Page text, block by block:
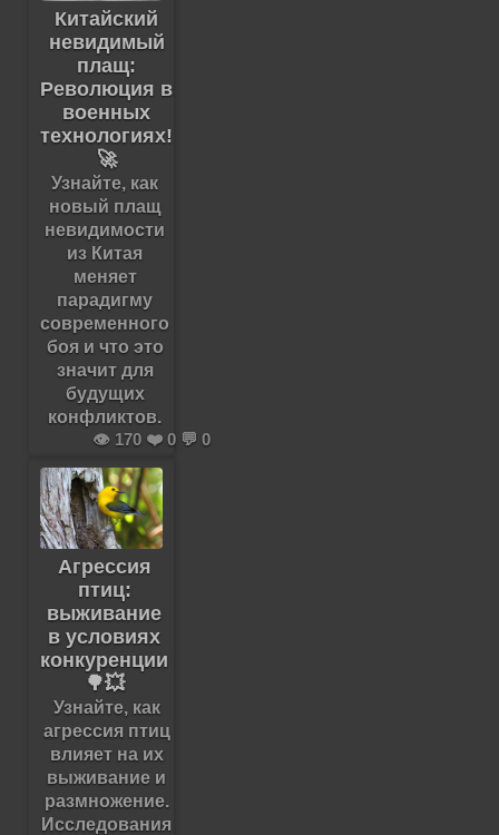
Китайский
невидимый
плащ:
Революция в
военных
технологиях!
🚀
Узнайте, как
новый плащ
невидимости
из Китая
меняет
парадигму
современного
боя и что это
значит для
будущих
конфликтов.
👁️ 170 ❤️ 0 💬 0
Агрессия
птиц:
выживание
в условиях
конкуренции
🌳💥
Узнайте, как
агрессия птиц
влияет на их
выживание и
размножение.
Исследования